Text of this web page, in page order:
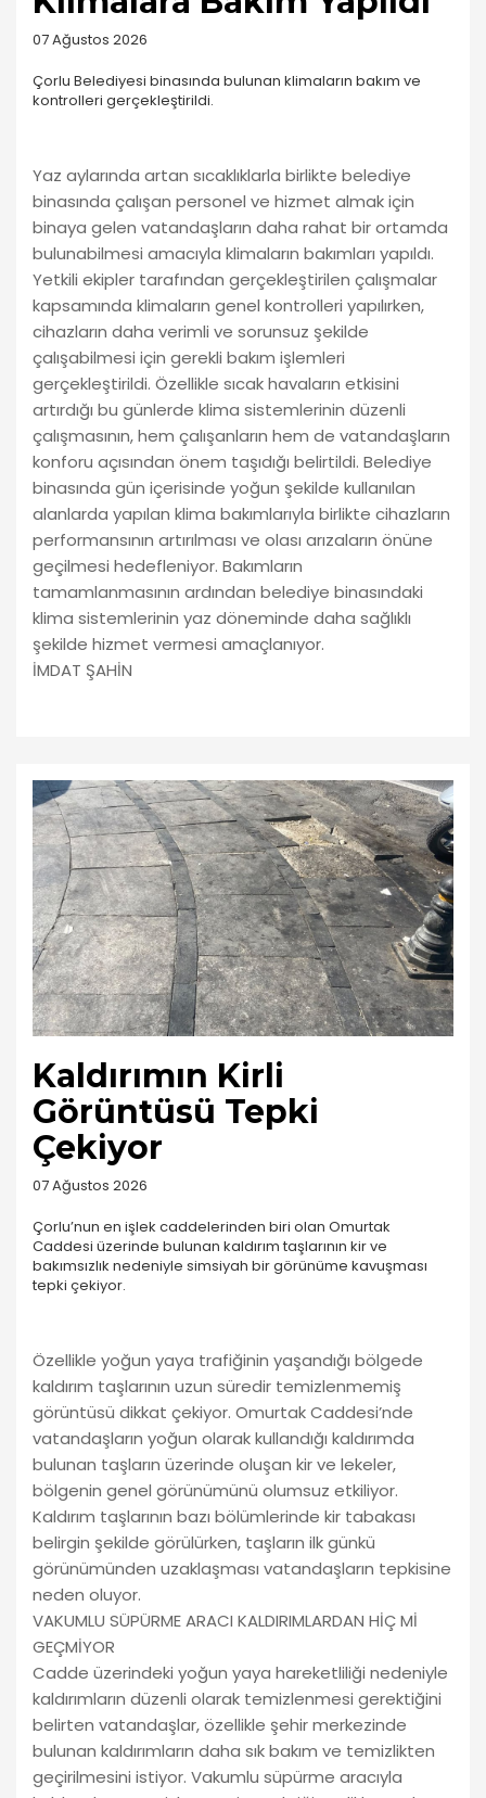
07 Ağustos 2026
Çorlu Belediyesi binasında bulunan klimaların bakım ve
kontrolleri gerçekleştirildi.
Yaz aylarında artan sıcaklıklarla birlikte belediye
binasında çalışan personel ve hizmet almak için
binaya gelen vatandaşların daha rahat bir ortamda
bulunabilmesi amacıyla klimaların bakımları yapıldı.
Yetkili ekipler tarafından gerçekleştirilen çalışmalar
kapsamında klimaların genel kontrolleri yapılırken,
cihazların daha verimli ve sorunsuz şekilde
çalışabilmesi için gerekli bakım işlemleri
gerçekleştirildi. Özellikle sıcak havaların etkisini
artırdığı bu günlerde klima sistemlerinin düzenli
çalışmasının, hem çalışanların hem de vatandaşların
konforu açısından önem taşıdığı belirtildi. Belediye
binasında gün içerisinde yoğun şekilde kullanılan
alanlarda yapılan klima bakımlarıyla birlikte cihazların
performansının artırılması ve olası arızaların önüne
geçilmesi hedefleniyor. Bakımların
tamamlanmasının ardından belediye binasındaki
klima sistemlerinin yaz döneminde daha sağlıklı
şekilde hizmet vermesi amaçlanıyor.
İMDAT ŞAHİN
Kaldırımın Kirli
Görüntüsü Tepki
Çekiyor
07 Ağustos 2026
Çorlu’nun en işlek caddelerinden biri olan Omurtak
Caddesi üzerinde bulunan kaldırım taşlarının kir ve
bakımsızlık nedeniyle simsiyah bir görünüme kavuşması
tepki çekiyor.
Özellikle yoğun yaya trafiğinin yaşandığı bölgede
kaldırım taşlarının uzun süredir temizlenmemiş
görüntüsü dikkat çekiyor. Omurtak Caddesi’nde
vatandaşların yoğun olarak kullandığı kaldırımda
bulunan taşların üzerinde oluşan kir ve lekeler,
bölgenin genel görünümünü olumsuz etkiliyor.
Kaldırım taşlarının bazı bölümlerinde kir tabakası
belirgin şekilde görülürken, taşların ilk günkü
görünümünden uzaklaşması vatandaşların tepkisine
neden oluyor.
VAKUMLU SÜPÜRME ARACI KALDIRIMLARDAN HİÇ Mİ
GEÇMİYOR
Cadde üzerindeki yoğun yaya hareketliliği nedeniyle
kaldırımların düzenli olarak temizlenmesi gerektiğini
belirten vatandaşlar, özellikle şehir merkezinde
bulunan kaldırımların daha sık bakım ve temizlikten
geçirilmesini istiyor. Vakumlu süpürme aracıyla